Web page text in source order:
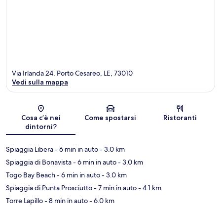
Mappa
Via Irlanda 24, Porto Cesareo, LE, 73010
Vedi sulla mappa
Cosa c’è nei
dintorni?
Come spostarsi Ristoranti
Spiaggia Libera- 6 min in auto- 3.0 km
Spiaggia di Bonavista- 6 min in auto- 3.0 km
Togo Bay Beach- 6 min in auto- 3.0 km
Spiaggia di Punta Prosciutto- 7 min in auto- 4.1 km
Torre Lapillo- 8 min in auto- 6.0 km